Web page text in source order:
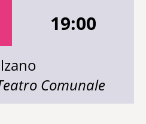
19:00
Comunale